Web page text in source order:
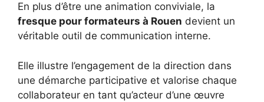
En plus d’être une animation conviviale, la
fresque pour formateurs à Rouen devient un
véritable outil de communication interne.
Elle illustre l’engagement de la direction dans
une démarche participative et valorise chaque
collaborateur en tant qu’acteur d’une œuvre